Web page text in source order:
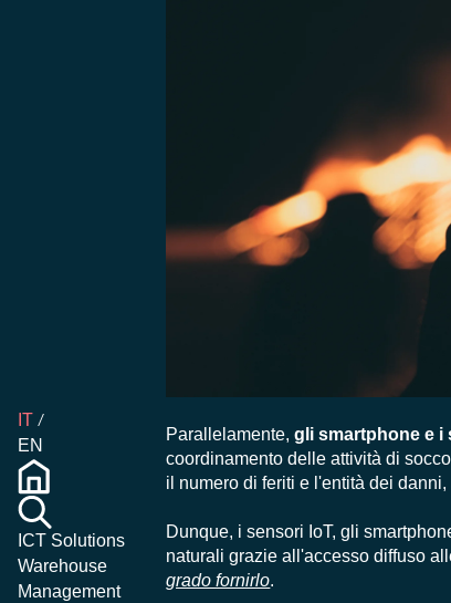
IT
EN
ICT Solutions
Warehouse
Management
Parallelamente,gli smartphone e i
coordinamento delle attività di
il numero di feriti e l'entità dei
Dunque, i sensori IoT, gli
naturali grazie all'accesso diffuso
grado fornirlo.